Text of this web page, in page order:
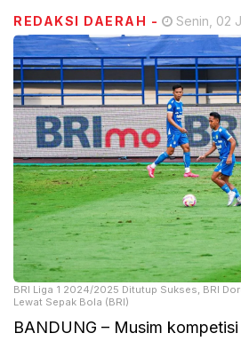
REDAKSI DAERAH - Senin, 02
BRI Liga 1 2024/2025 Ditutup Sukses, BRI
Lewat Sepak Bola (BRI)
BANDUNG – Musim kompetisi